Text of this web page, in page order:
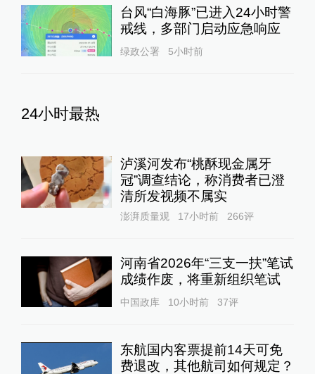
台风“白海豚”已进入24小时警
戒线，多部门启动应急响应
绿政公署 5小时前
24小时最热
泸溪河发布“桃酥现金属牙
冠”调查结论，称消费者已澄
清所发视频不属实
澎湃质量观 17小时前 266评
河南省2026年“三支一扶”笔试
成绩作废，将重新组织笔试
中国政库 10小时前 37评
东航国内客票提前14天可免
费退改，其他航司如何规定？